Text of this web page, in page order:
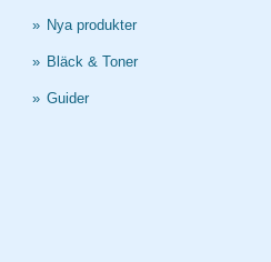
» Nya produkter
» Bläck & Toner
» Guider